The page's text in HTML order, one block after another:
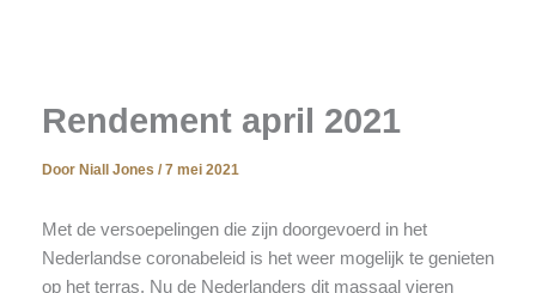
Rendement april 2021
Door Niall Jones / 7 mei 2021
Met de versoepelingen die zijn doorgevoerd in het
Nederlandse coronabeleid is het weer mogelijk te genieten
op het terras. Nu de Nederlanders dit massaal vieren